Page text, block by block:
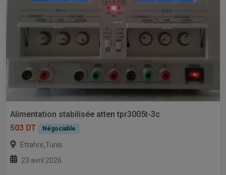
Alimentation stabilisée atten tpr3005t-3c
503 DT
Négociable
Ettahrir,Tunis
23 avril 2026